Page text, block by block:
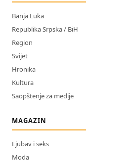
Banja Luka
Republika Srpska / BiH
Region
Svijet
Hronika
Kultura
Saopštenje za medije
MAGAZIN
Ljubav i seks
Moda